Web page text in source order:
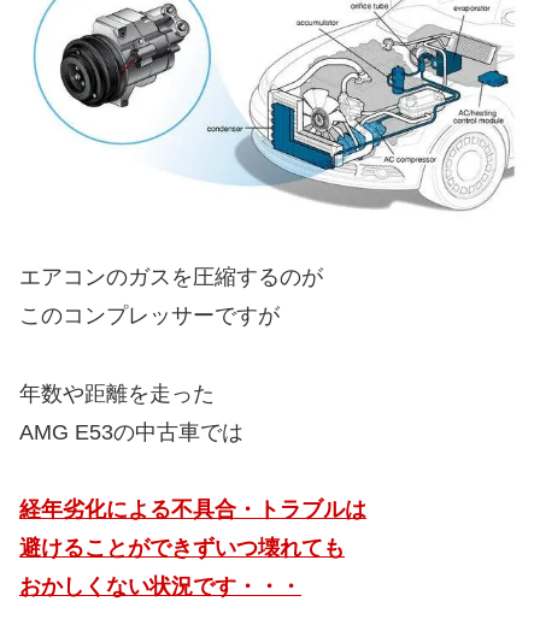
エアコンのガスを圧縮するのが
このコンプレッサーですが
年数や距離を走った
AMG E53の中古車では
経年劣化による不具合・トラブルは
避けることができずいつ壊れても
おかしくない状況です・・・